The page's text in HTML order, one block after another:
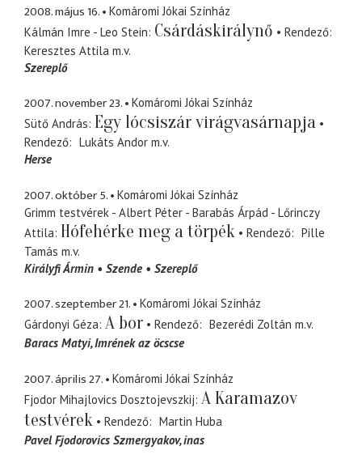
2008. május 16.
Komáromi Jókai Színház
Kálmán Imre - Leo Stein Csárdáskirálynő
Rendező
Keresztes Attila m.v.
Szereplő
2007. november 23.
Komáromi Jókai Színház
Sütő András Egy lócsiszár virágvasárnapja
Rendező Lukáts Andor m.v.
Herse
2007. október 5.
Komáromi Jókai Színház
Grimm testvérek - Albert Péter - Barabás Árpád - Lőrinczy
Attila Hófehérke meg a törpék Rendező
Pille
Tamás m.v.
Királyfi Ármin
Szende Szereplő
2007. szeptember 21.
Komáromi Jókai Színház
Gárdonyi Géza A bor Rendező Bezerédi Zoltán m.v.
Baracs Matyi Imrének az öcscse
2007. április 27.
Komáromi Jókai Színház
Fjodor Mihajlovics Dosztojevszkij A Karamazov
testvérek
Rendező
Martin Huba
Pavel Fjodorovics Szmergyakov inas